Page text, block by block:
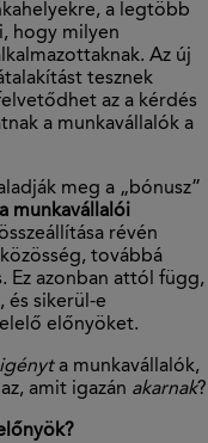
a legtöbb
hogy milyen
Az új
tesznek
az a kérdés
a munkavállalók a
meg a „bónusz”
munkavállalói
révén
továbbá
Ez azonban attól függ,
és sikerül-e
előnyöket.
igényta munkavállalók,
amit igazán akarnak?